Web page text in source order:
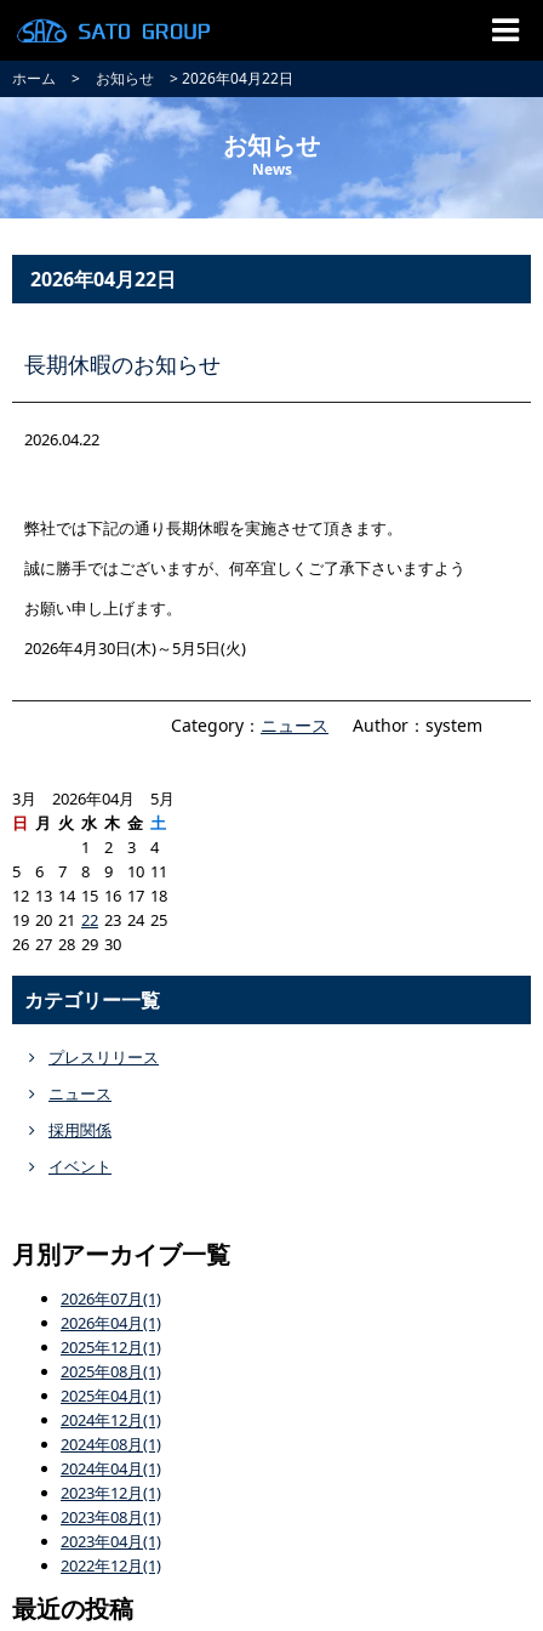
ホーム > お知らせ > 2026年04月22日
お知らせ
News
2026年04月22日
長期休暇のお知らせ
2026.04.22
弊社では下記の通り長期休暇を実施させて頂きます。
誠に勝手ではございますが、何卒宜しくご了承下さいますよう
お願い申し上げます。
2026年4月30日(木)～5月5日(火)
Category： ニュース Author：system
3月 2026年04月 5月
日 月 火 水 木 金 土
1
2 3
4
5
6 7 8 9 10 11
12 13 14 15 16 17 18
19 20 21 22 23 24 25
26 27 28 29 30
カテゴリー一覧
プレスリリース
ニュース
採用関係
イベント
月別アーカイブ一覧
2026年07月(1)
2026年04月(1)
2025年12月(1)
2025年08月(1)
2025年04月(1)
2024年12月(1)
2024年08月(1)
2024年04月(1)
2023年12月(1)
2023年08月(1)
2023年04月(1)
2022年12月(1)
最近の投稿